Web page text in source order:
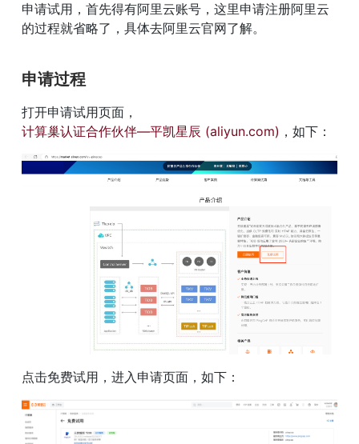
申请试用，首先得有阿里云账号，这里申请注册阿里云
的过程就省略了，具体去阿里云官网了解。
申请过程
打开申请试用页面，
计算巢认证合作伙伴—平凯星辰 (aliyun.com) ，如下：
点击免费试用，进入申请页面，如下：